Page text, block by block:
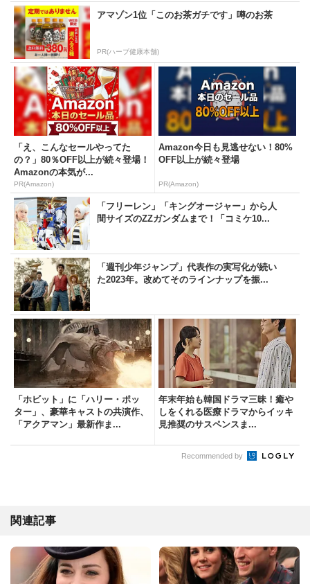
アマゾン1位「このお茶ガチです」噂のお茶
PR(ハーブ健康本舗)
「え、こんなセールやってた
の？」80％OFF以上が続々登場！
Amazonの本気が...
PR(Amazon)
Amazon今日も見逃せない！80%
OFF以上が続々登場
PR(Amazon)
「フリーレン」「キングオージャー」から人
間サイズのZZガンダムまで！「コミケ10...
「週刊少年ジャンプ」代表作の実写化が続い
た2023年。改めてそのラインナップを振...
「ホビット」に「ハリー・ポッ
ター」、豪華キャストの共演作、
「アクアマン」最新作ま...
年末年始も韓国ドラマ三昧！癒や
しをくれる医療ドラマからイッキ
見推奨のサスペンスま...
Recommended by
関連記事